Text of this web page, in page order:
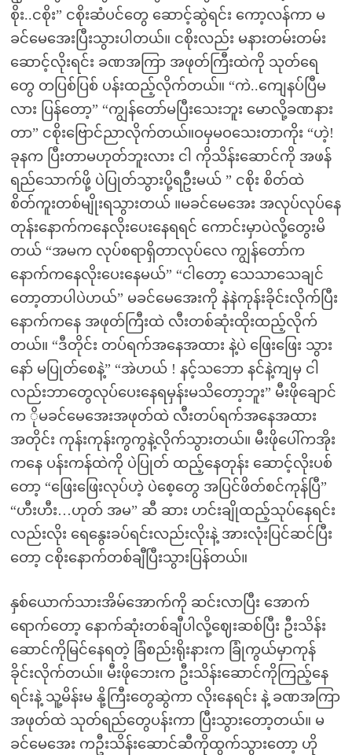
စိုး..ငစိုး” ငစိုးဆံပင်တွေ ဆောင့်ဆွဲရင်း ကော့လန်ကာ မ
ခင်မေအေးပြီးသွားပါတယ်။ ငစိုးလည်း မနားတမ်းတမ်း
ဆောင့်လိုးရင်း ခဏအကြာ အဖုတ်ကြီးထဲကို သုတ်ရေ
တွေ တပြစ်ပြစ် ပန်းထည့်လိုက်တယ်။ “ကဲ..ကျေနပ်ပြီမ
လား ပြန်တော့” “ကျွန်တော်မပြီးသေးဘူး မောလို့ခဏနား
တာ” ငစိုးဗြောင်ညာလိုက်တယ်။ဝမှမဝသေးတာကိုး “ဟဲ့!
ခုနက ပြီးတာမဟုတ်ဘူးလား ငါ ကိုသိန်းဆောင်ကို အဖန်
ရည်သောက်ဖို့ ပဲပြုတ်သွားပို့ရဦးမယ် ” ငစိုး စိတ်ထဲ
စိတ်ကူးတစ်မျိုးရသွားတယ် ။မခင်မေအေး အလုပ်လုပ်နေ
တုန်းနောက်ကနေလိုးပေးနေရရင် ကောင်းမှာပဲလို့တွေးမိ
တယ် “အမက လုပ်စရာရှိတာလုပ်လေ ကျွန်တော်က
နောက်ကနေလိုးပေးနေမယ်” “ငါတော့ သေသာသေချင်
တော့တာပါပဲဟယ်” မခင်မေအေးကို နဲနဲကုန်းခိုင်းလိုက်ပြီး
နောက်ကနေ အဖုတ်ကြီးထဲ လီးတစ်ဆုံးထိုးထည့်လိုက်
တယ်။ “ဒီတိုင်း တပ်ရက်အနေအထား နဲ့ပဲ ဖြေးဖြေး သွား
နော် မပြုတ်စေနဲ့” “အဲဟယ် ! နင့်သဘော နင်နဲ့ကျမှ ငါ
လည်းဘာတွေလုပ်ပေးနေရမှန်းမသိတော့ဘူး” မီးဖိုချောင်
က ိုမခင်မေအေးအဖုတ်ထဲ လီးတပ်ရက်အနေအထား
အတိုင်း ကုန်းကုန်းကွကွနဲ့လိုက်သွားတယ်။ မီးဖိုပေါ်ကအိုး
ကနေ ပန်းကန်ထဲကို ပဲပြုတ် ထည့်နေတုန်း ဆောင့်လိုးပစ်
တော့ “ဖြေးဖြေးလုပ်ဟဲ့ ပဲစေ့တွေ အပြင်ဖိတ်စင်ကုန်ပြီ”
“ဟီးဟီး…ဟုတ် အမ” ဆီ ဆား ဟင်းချိုထည့်သုပ်နေရင်း
လည်းလိုး ရေနွေးခပ်ရင်းလည်းလိုးနဲ့ အားလုံးပြင်ဆင်ပြီး
တော့ ငစိုးနောက်တစ်ချီပြီးသွားပြန်တယ်။
နှစ်ယောက်သားအိမ်အောက်ကို ဆင်းလာပြီး အောက်
ရောက်တော့ နောက်ဆုံးတစ်ချီပါလို့ဈေးဆစ်ပြီး ဦးသိန်း
ဆောင်ကိုမြင်နေရတဲ့ ခြံစည်းရိုးနားက ခြုံကွယ်မှာကုန်
ခိုင်းလိုက်တယ်။ မီးဖိုဘေးက ဦးသိန်းဆောင်ကိုကြည့်နေ
ရင်းနဲ့ သူ့မိန်းမ နို့ကြီးတွေဆွဲကာ လိုးနေရင်း နဲ့ ခဏအကြာ
အဖုတ်ထဲ သုတ်ရည်တွေပန်းကာ ပြီးသွားတော့တယ်။ မ
ခင်မေအေး ကဦးသိန်းဆောင်ဆီကိုထွက်သွားတော့ ဟို